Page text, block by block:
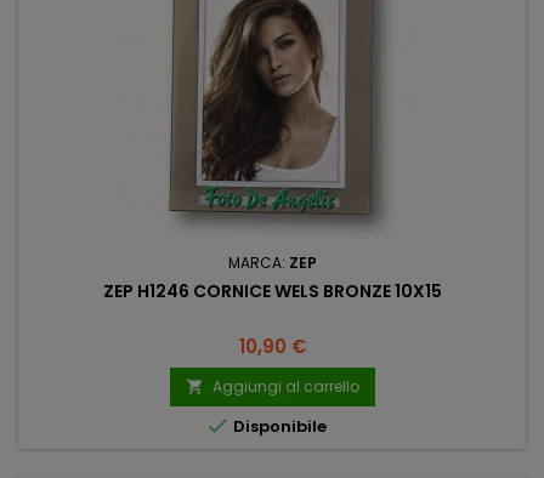
MARCA: ZEP
ZEP H1246 CORNICE WELS BRONZE 10X15
Prezzo
10,90 €
 Aggiungi al carrello
 Disponibile